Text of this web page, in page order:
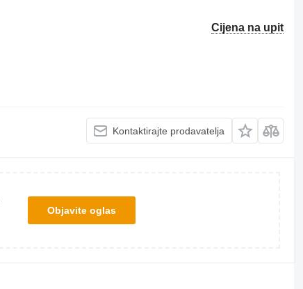
Cijena na upit
Kontaktirajte prodavatelja
Objavite oglas